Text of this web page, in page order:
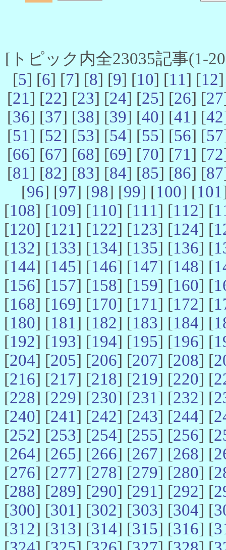
[トピック内全23035記事(1-
[5] [6] [7] [8] [9] [10] [11] [12
[21] [22] [23] [24] [25] [26] [27
[36] [37] [38] [39] [40] [41] [42
[51] [52] [53] [54] [55] [56] [57
[66] [67] [68] [69] [70] [71] [72
[81] [82] [83] [84] [85] [86] [87
[96] [97] [98] [99] [100] [101
[108] [109] [110] [111] [112] [
[120] [121] [122] [123] [124] [
[132] [133] [134] [135] [136] [
[144] [145] [146] [147] [148] [
[156] [157] [158] [159] [160] [
[168] [169] [170] [171] [172] [
[180] [181] [182] [183] [184] [
[192] [193] [194] [195] [196] [
[204] [205] [206] [207] [208] [
[216] [217] [218] [219] [220] [
[228] [229] [230] [231] [232] [
[240] [241] [242] [243] [244] [
[252] [253] [254] [255] [256] [
[264] [265] [266] [267] [268] [
[276] [277] [278] [279] [280] [
[288] [289] [290] [291] [292] [
[300] [301] [302] [303] [304] [
[312] [313] [314] [315] [316] [